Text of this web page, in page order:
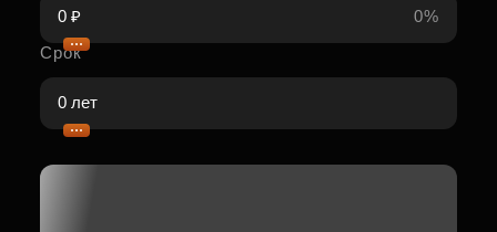
0%
Срок